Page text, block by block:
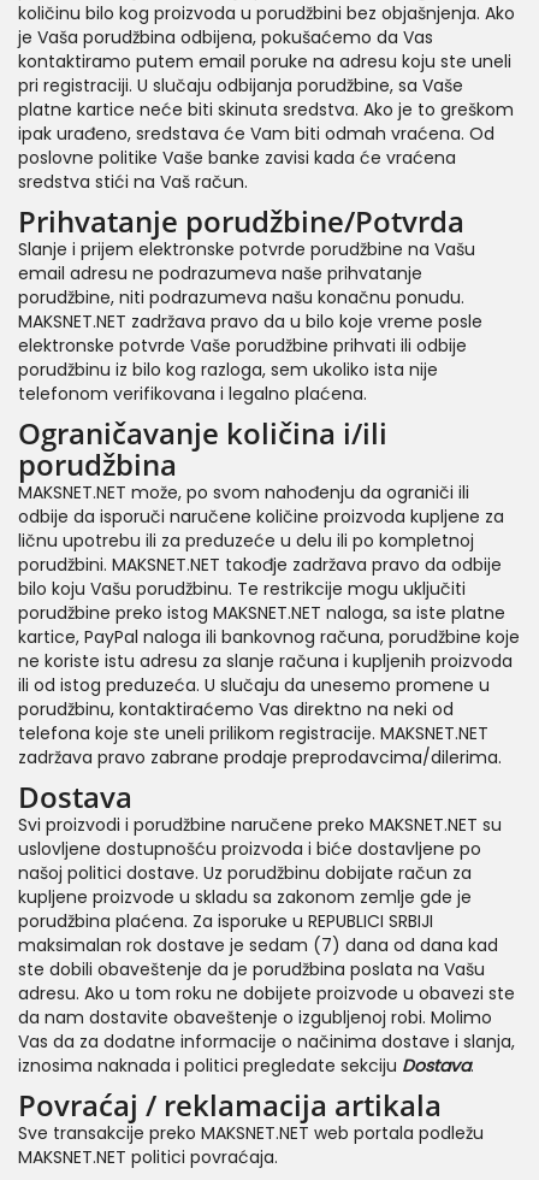
količinu bilo kog proizvoda u porudžbini bez objašnjenja. Ako
je Vaša porudžbina odbijena, pokušaćemo da Vas
kontaktiramo putem email poruke na adresu koju ste uneli
pri registraciji. U slučaju odbijanja porudžbine, sa Vaše
platne kartice neće biti skinuta sredstva. Ako je to greškom
ipak urađeno, sredstava će Vam biti odmah vraćena. Od
poslovne politike Vaše banke zavisi kada će vraćena
sredstva stići na Vaš račun.
Prihvatanje porudžbine/Potvrda
Slanje i prijem elektronske potvrde porudžbine na Vašu
email adresu ne podrazumeva naše prihvatanje
porudžbine, niti podrazumeva našu konačnu ponudu.
MAKSNET.NET zadržava pravo da u bilo koje vreme posle
elektronske potvrde Vaše porudžbine prihvati ili odbije
porudžbinu iz bilo kog razloga, sem ukoliko ista nije
telefonom verifikovana i legalno plaćena.
Ograničavanje količina i/ili
porudžbina
MAKSNET.NET može, po svom nahođenju da ograniči ili
odbije da isporuči naručene količine proizvoda kupljene za
ličnu upotrebu ili za preduzeće u delu ili po kompletnoj
porudžbini. MAKSNET.NET takođje zadržava pravo da odbije
bilo koju Vašu porudžbinu. Te restrikcije mogu uključiti
porudžbine preko istog MAKSNET.NET naloga, sa iste platne
kartice, PayPal naloga ili bankovnog računa, porudžbine koje
ne koriste istu adresu za slanje računa i kupljenih proizvoda
ili od istog preduzeća. U slučaju da unesemo promene u
porudžbinu, kontaktiraćemo Vas direktno na neki od
telefona koje ste uneli prilikom registracije. MAKSNET.NET
zadržava pravo zabrane prodaje preprodavcima/dilerima.
Dostava
Svi proizvodi i porudžbine naručene preko MAKSNET.NET su
uslovljene dostupnošću proizvoda i biće dostavljene po
našoj politici dostave. Uz porudžbinu dobijate račun za
kupljene proizvode u skladu sa zakonom zemlje gde je
porudžbina plaćena. Za isporuke u REPUBLICI SRBIJI
maksimalan rok dostave je sedam (7) dana od dana kad
ste dobili obaveštenje da je porudžbina poslata na Vašu
adresu. Ako u tom roku ne dobijete proizvode u obavezi ste
da nam dostavite obaveštenje o izgubljenoj robi. Molimo
Vas da za dodatne informacije o načinima dostave i slanja,
iznosima naknada i politici pregledate sekciju Dostava.
Povraćaj / reklamacija artikala
Sve transakcije preko MAKSNET.NET web portala podležu
MAKSNET.NET politici povraćaja.